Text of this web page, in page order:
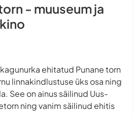
- muuseum ja
ehitatud Punane torn
linnakindlustuse üks osa ning
See on ainus säilinud Uus-
ning vanim säilinud ehitis